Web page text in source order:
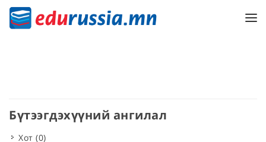
Бүтээгдэхүүний ангилал
Хот (0)